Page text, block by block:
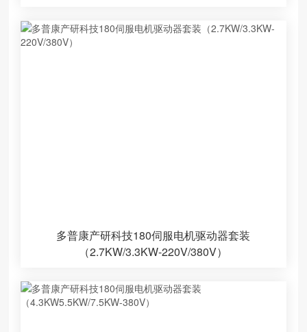
多普康产研科技180伺服电机驱动器套装
（2.7KW/3.3KW-220V/380V）